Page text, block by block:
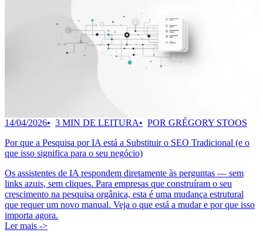
14/04/2026 3 MIN DE LEITURA
POR GRÉGORY STOOS
Por que a Pesquisa por IA está a Substituir o SEO Tradicional (e o
que isso significa para o seu negócio)
Os assistentes de IA respondem diretamente às perguntas — sem
links azuis, sem cliques. Para empresas que construíram o seu
crescimento na pesquisa orgânica, esta é uma mudança estrutural
que requer um novo manual. Veja o que está a mudar e por que isso
importa agora.
Ler mais ->